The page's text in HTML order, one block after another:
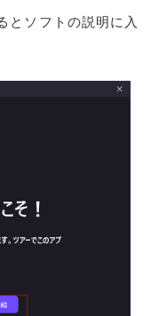
とソフトの説明に入